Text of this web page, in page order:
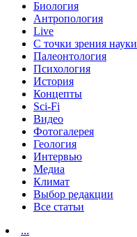
Биология
Антропология
Live
С точки зрения науки
Палеонтология
Психология
История
Концепты
Sci-Fi
Видео
Фотогалерея
Геология
Интервью
Медиа
Климат
Выбор редакции
Все статьи
...